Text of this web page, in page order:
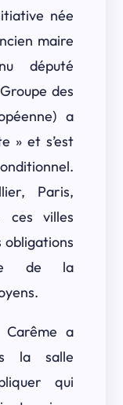
née
maire
député
des
a
» et s’est
Paris,
ces villes
obligations
de la
Carême a
la salle
qui